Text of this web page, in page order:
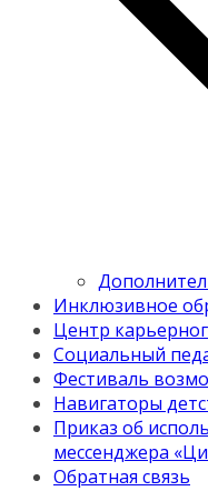
Инклюзивное
Центр
Социальный
Фестиваль
Навигаторы
Приказ об
мессенджера
Обратная связь